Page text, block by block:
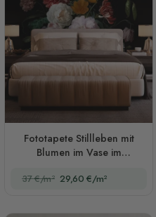
Fototapete Stillleben mit
Blumen im Vase im
37 €/m² 29,60 €/m²